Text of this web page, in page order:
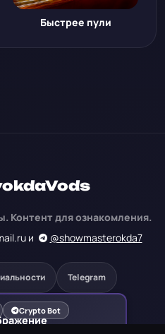
Быстрее пули
Контент для ознакомления.
и @showmasterokda7
Telegram
Crypto Bot